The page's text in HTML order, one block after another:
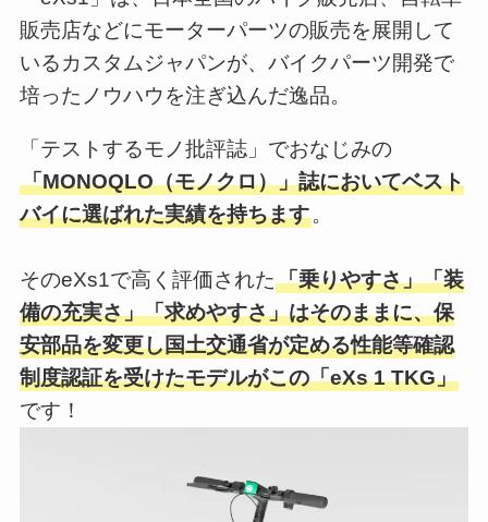
販売店などにモーターパーツの販売を展開して
いるカスタムジャパンが、バイクパーツ開発で
培ったノウハウを注ぎ込んだ逸品。
「テストするモノ批評誌」でおなじみの
「MONOQLO（モノクロ）」誌においてベスト
バイに選ばれた実績を持ちます。
そのeXs1で高く評価された「乗りやすさ」「装
備の充実さ」「求めやすさ」はそのままに、保
安部品を変更し国土交通省が定める性能等確認
制度認証を受けたモデルがこの「eXs 1 TKG」
です！